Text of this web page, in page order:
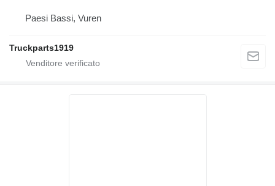
Paesi Bassi, Vuren
Truckparts1919